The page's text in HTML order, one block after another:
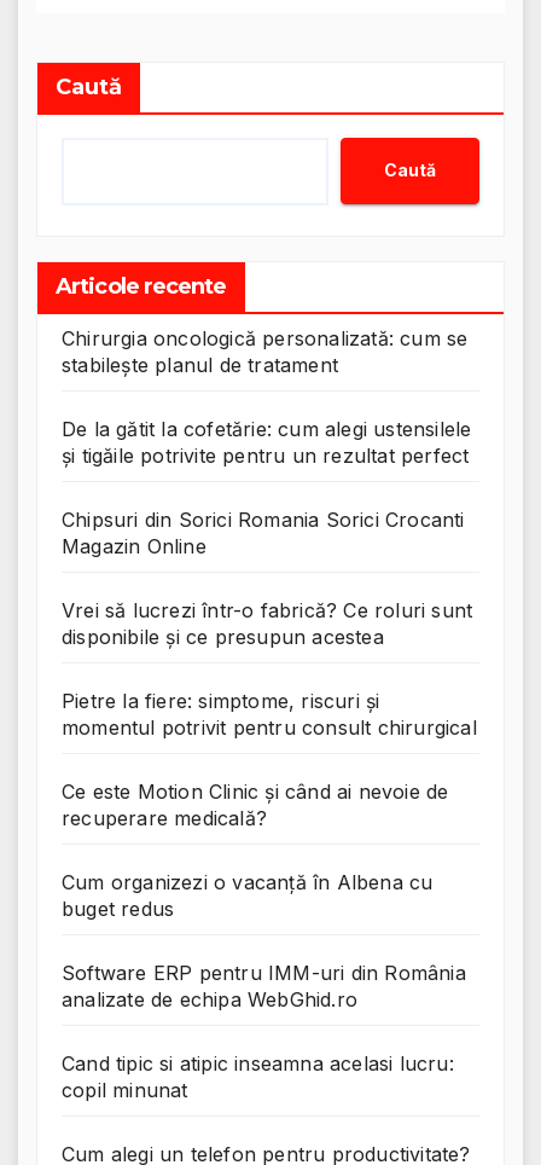
Caută
Caută
Articole recente
Chirurgia oncologică personalizată: cum se
stabilește planul de tratament
De la gătit la cofetărie: cum alegi ustensilele
și tigăile potrivite pentru un rezultat perfect
Chipsuri din Sorici Romania Sorici Crocanti
Magazin Online
Vrei să lucrezi într-o fabrică? Ce roluri sunt
disponibile și ce presupun acestea
Pietre la fiere: simptome, riscuri și
momentul potrivit pentru consult chirurgical
Ce este Motion Clinic și când ai nevoie de
recuperare medicală?
Cum organizezi o vacanță în Albena cu
buget redus
Software ERP pentru IMM-uri din România
analizate de echipa WebGhid.ro
Cand tipic si atipic inseamna acelasi lucru:
copil minunat
Cum alegi un telefon pentru productivitate?